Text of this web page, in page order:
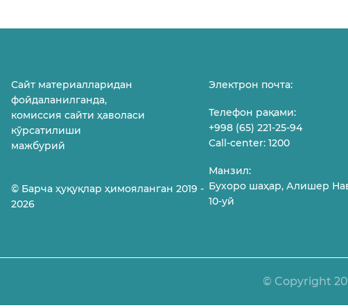
Сайт материалларидан
фойдаланилганда,
комиссия сайти ҳаволаси
кўрсатилиши
мажбурий
© Барча ҳуқуқлар ҳимояланган 2019 -
2026
Электрон почта:
Телефон рақами:
+998 (65) 221-25-94
Call-center: 1200
Манзил:
Бухоро шаҳар, Алишер
10-уй
© Copyright